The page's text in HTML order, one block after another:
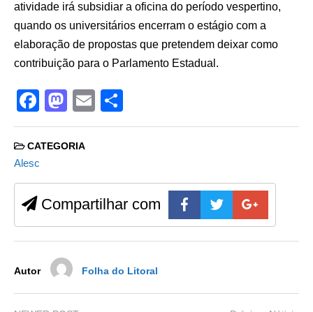
atividade irá subsidiar a oficina do período vespertino,
quando os universitários encerram o estágio com a
elaboração de propostas que pretendem deixar como
contribuição para o Parlamento Estadual.
F
a
c
b
o
o
M
a
st
d
o
n
E
m h
CATEGORIA
Alesc
Compartilhar com
Autor Folha do Litoral